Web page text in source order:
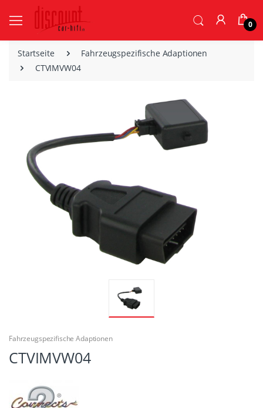
0
Startseite
Fahrzeugspezifische Adaptionen
CTVIMVW04
Fahrzeugspezifische Adaptionen
CTVIMVW04